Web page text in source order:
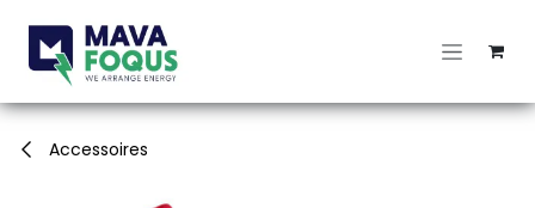
Accessoires